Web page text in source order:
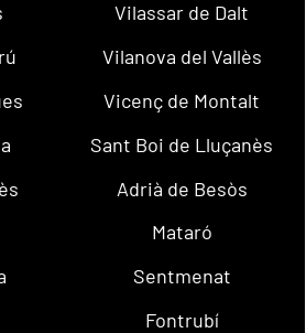
Vilassar de Dalt
Vilanova del Vallès
Vicenç de Montalt
Sant Boi de Lluçanès
Adrià de Besòs
Mataró
Sentmenat
Fontrubí